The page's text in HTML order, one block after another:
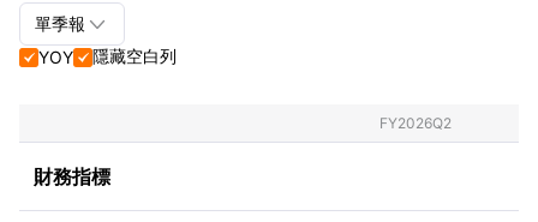
單季報 
YOY隱藏空白列
FY2026Q2
財務指標